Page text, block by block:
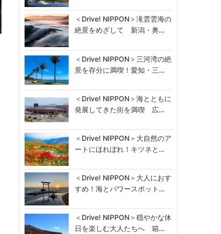
＜Drive! NIPPON＞滝雲雲海の
絶景をめざして 新潟・奥…
＜Drive! NIPPON＞三河湾の絶
景を存分に満喫！愛知・三…
＜Drive! NIPPON＞海とともに
発展してきた街を満喫 広…
＜Drive! NIPPON＞大自然のア
ートにほれぼれ！キツネと…
＜Drive! NIPPON＞大人におす
すめ！海とパワースポット…
＜Drive! NIPPON＞穏やかな休
日を楽しむ大人たちへ 箱…